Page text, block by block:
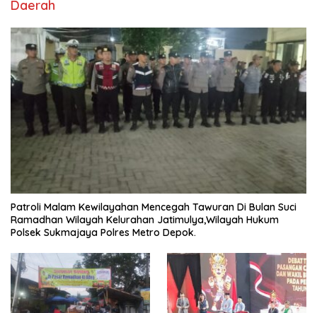
Daerah
Patroli Malam Kewilayahan Mencegah Tawuran Di Bulan Suci
Ramadhan Wilayah Kelurahan Jatimulya,Wilayah Hukum
Polsek Sukmajaya Polres Metro Depok.